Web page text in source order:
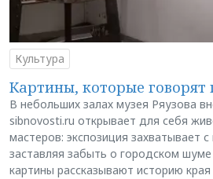
Культура
Картины, которые говорят
В небольших залах музея Ряузова
sibnovosti.ru открывает для себя
мастеров: экспозиция захватывает
заставляя забыть о городском
картины рассказывают историю